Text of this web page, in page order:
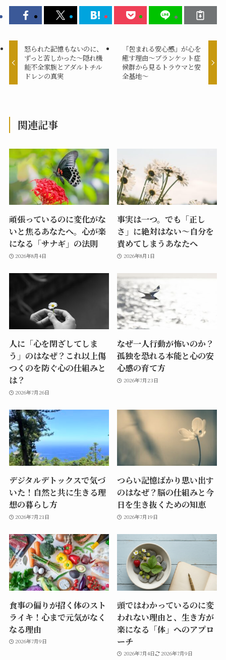
怒られた記憶もないのに、
ずっと苦しかった～隠れ機
能不全家族とアダルトチル
ドレンの真実
「包まれる安心感」が心を
癒す理由〜ブランケット症
候群から見るトラウマと安
全基地〜
関連記事
頑張っているのに変化がな
いと焦るあなたへ。心が楽
になる「サナギ」の法則
2026年8月4日
事実は一つ。でも「正し
さ」に絶対はない～自分を
責めてしまうあなたへ
2026年8月1日
人に「心を閉ざしてしま
う」のはなぜ？これ以上傷
つくのを防ぐ心の仕組みと
は？
2026年7月26日
なぜ一人行動が怖いのか？
孤独を恐れる本能と心の安
心感の育て方
2026年7月23日
デジタルデトックスで気づ
いた！自然と共に生きる理
想の暮らし方
2026年7月21日
つらい記憶ばかり思い出す
のはなぜ？脳の仕組みと今
日を生き抜くための知恵
2026年7月19日
食事の偏りが招く体のスト
ライキ！心まで元気がなく
なる理由
2026年7月9日
頭ではわかっているのに変
われない理由と、生き方が
楽になる「体」へのアプロ
ーチ
2026年7月4日 2026年7月9日